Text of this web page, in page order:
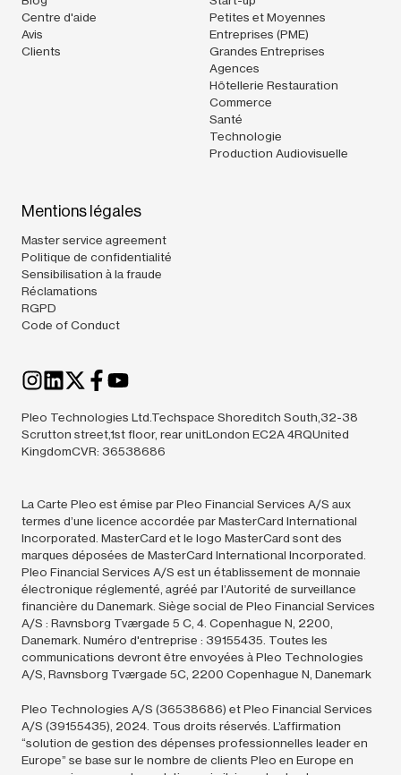
Centre d'aide
Avis
Clients
Petites et Moyennes
Entreprises (PME)
Grandes Entreprises
Agences
Hôtellerie Restauration
Commerce
Santé
Technologie
Production Audiovisuelle
Mentions légales
Master service agreement
Politique de confidentialité
Sensibilisation à la fraude
Réclamations
RGPD
Code of Conduct
Pleo Technologies Ltd.Techspace Shoreditch South,32-38
Scrutton street,1st floor, rear unitLondon EC2A 4RQUnited
KingdomCVR: 36538686
La Carte Pleo est émise par Pleo Financial Services A/S aux
termes d’une licence accordée par MasterCard International
Incorporated. MasterCard et le logo MasterCard sont des
marques déposées de MasterCard International Incorporated.
Pleo Financial Services A/S est un établissement de monnaie
électronique réglementé, agréé par l’Autorité de surveillance
financière du Danemark. Siège social de Pleo Financial Services
A/S : Ravnsborg Tværgade 5 C, 4. Copenhague N, 2200,
Danemark. Numéro d'entreprise : 39155435. Toutes les
communications devront être envoyées à Pleo Technologies
A/S, Ravnsborg Tværgade 5C, 2200 Copenhague N, Danemark
Pleo Technologies A/S (36538686) et Pleo Financial Services
A/S (39155435), 2024. Tous droits réservés. L’affirmation
“solution de gestion des dépenses professionnelles leader en
Europe” se base sur le nombre de clients Pleo en Europe en